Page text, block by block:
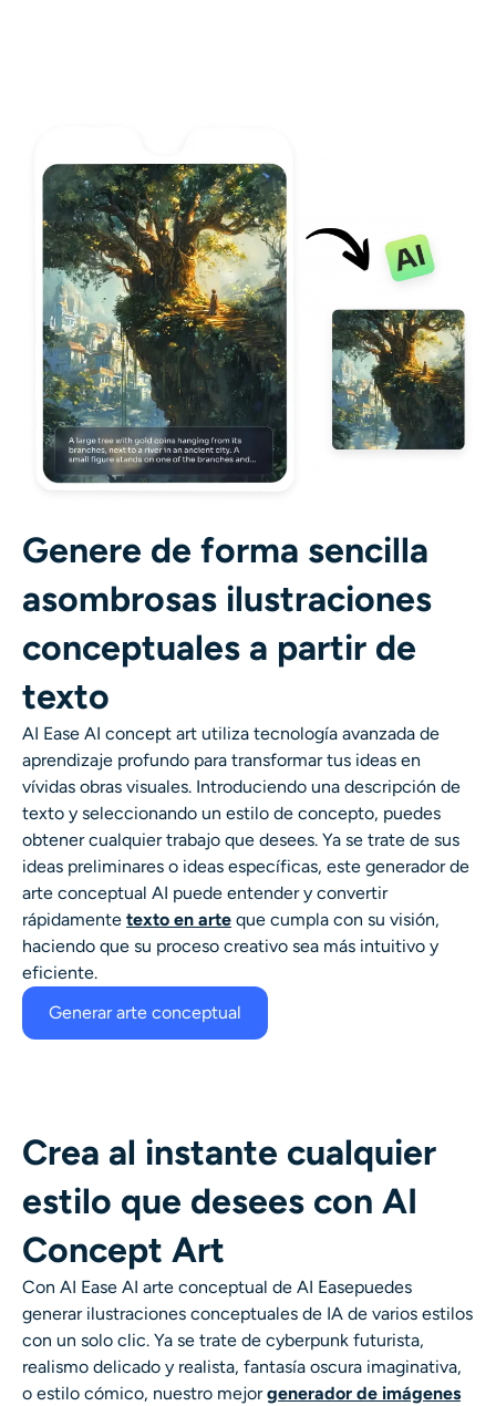
Cambiador de peinado
Cambiador de ropa
Bebé IA
Filtro AI
Generador de disparos a la cabeza Pro
Efectos de video
Potenciador de video
Quitar marca de agua de video
Genere de forma sencilla
asombrosas ilustraciones
conceptuales a partir de
texto
AI Ease AI concept art utiliza tecnología avanzada de
aprendizaje profundo para transformar tus ideas en
vívidas obras visuales. Introduciendo una descripción de
texto y seleccionando un estilo de concepto, puedes
obtener cualquier trabajo que desees. Ya se trate de sus
ideas preliminares o ideas específicas, este generador de
arte conceptual AI puede entender y convertir
rápidamente texto en arte que cumpla con su visión,
haciendo que su proceso creativo sea más intuitivo y
eficiente.
Generar arte conceptual
Crea al instante cualquier
estilo que desees con AI
Concept Art
Con AI Ease AI arte conceptual de AI Easepuedes
generar ilustraciones conceptuales de IA de varios estilos
con un solo clic. Ya se trate de cyberpunk futurista,
realismo delicado y realista, fantasía oscura imaginativa,
o estilo cómico, nuestro mejorgenerador de imágenes